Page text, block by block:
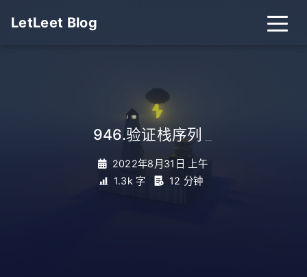
LetLeet Blog
946.验证栈序列
2022年8月31日 上午
1.3k 字
12 分钟